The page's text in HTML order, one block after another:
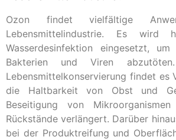
Ozon findet vielfältige
Lebensmittelindustrie. Es wird
Wasserdesinfektion eingesetzt, um
Bakterien und Viren
Lebensmittelkonservierung findet es
die Haltbarkeit von Obst und
Beseitigung von
Rückstände verlängert. Darüber
bei der Produktreifung und